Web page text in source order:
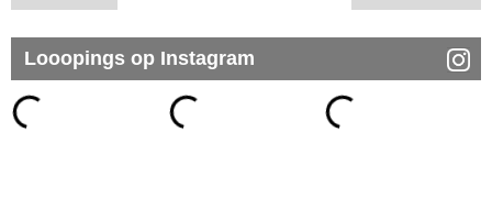
Looopings op Instagram